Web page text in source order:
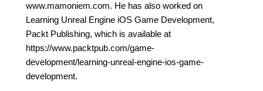
www.mamoniem.com. He has also worked on
Learning Unreal Engine iOS Game Development,
Packt Publishing, which is available at
https://www.packtpub.com/game-
development/learning-unreal-engine-ios-game-
development.